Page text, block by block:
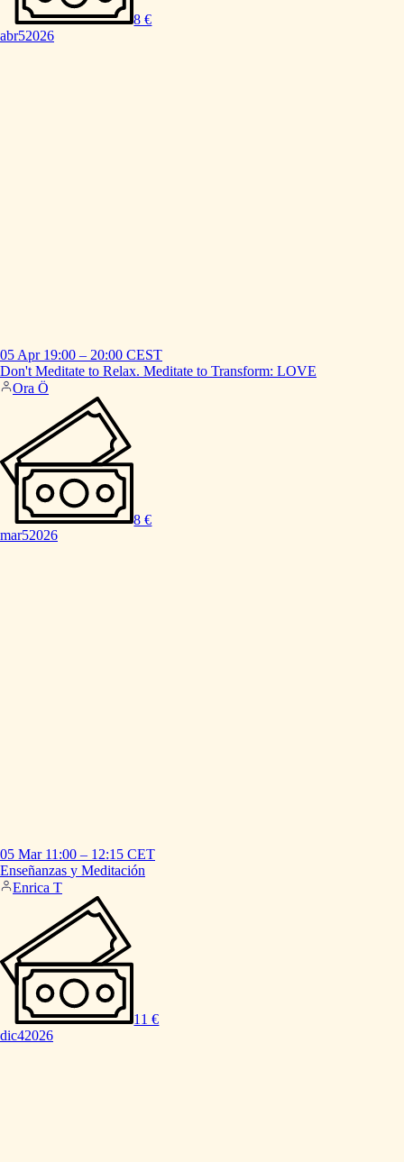
8 €
abr52026
05 Apr 19:00 – 20:00 CEST
Don't Meditate to Relax. Meditate to Transform: LOVE
Ora Ö
8 €
mar52026
05 Mar 11:00 – 12:15 CET
Enseñanzas y Meditación
Enrica T
11 €
dic42026